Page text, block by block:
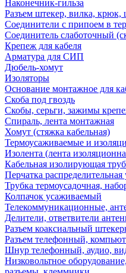
Наконечник-гильза
Разъем штекер, вилка, крюк,
Соединители с припоем в
Соединитель слаботочный
Крепеж для кабеля
Арматура для СИП
Дюбель-хомут
Изоляторы
Основание монтажное для
Скоба под гвоздь
Скобы, серьги, зажимы
Спираль, лента монтажная
Хомут (стяжка кабельная)
Термоусаживаемые и
Изолента (лента
Кабельная изолирующая
Перчатка
Трубка термоусадочная,
Колпачок усаживаемый
Телекоммуникационные,
Делители, ответвители
Разъем коаксиальный
Разъем телефонный,
Шнур телефонный, аудио,
Низковольтное